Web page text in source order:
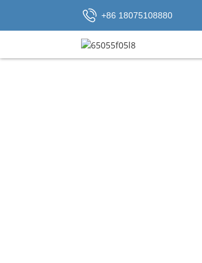
+86 18075108880